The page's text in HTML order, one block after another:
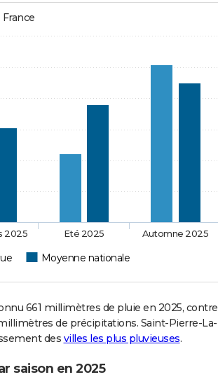
Moyenne nationale
2025 Eté 2025 Automne 2025
661 millimètres de pluie en 2025, contre
de précipitations. Saint-Pierre-La-
des villes les plus pluvieuses.
saison en 2025